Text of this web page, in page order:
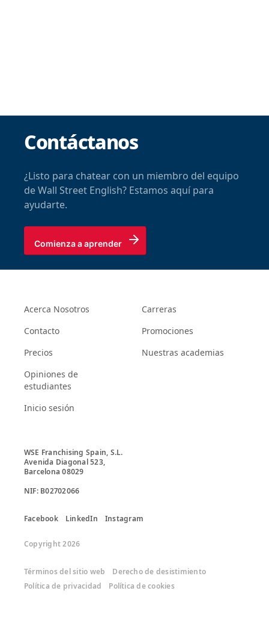
Contáctanos
¿Listo para chatear con un miembro del equipo
de Wall Street English? Estamos aquí para
ayudarte.
Comienza a aprender
Acerca Nosotros
Contacto
Precios
Opiniones de
estudiantes
Inicio sesión
Carreras
Promociones
Nuestras academias
WSE Franchising Spain, S.L.
Avenida Diagonal 523,
Barcelona 08029
Facebook LinkedIn Instagram
Copyright 2026
Términos del sitio web
Derecho de desistimiento
Política de privacidad
Política de cookies